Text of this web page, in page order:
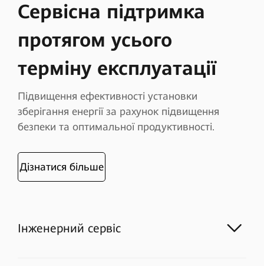
Сервісна підтримка
протягом усього
терміну експлуатації
Підвищення ефективності установки
зберігання енергії за рахунок підвищення
безпеки та оптимальної продуктивності.
Дізнатися більше
Інженерний сервіс